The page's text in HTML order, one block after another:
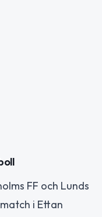
FF och Lunds
i Ettan